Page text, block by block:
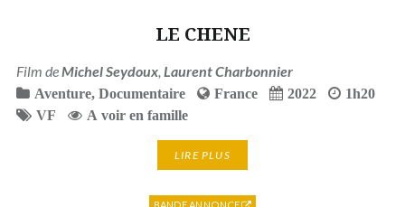
LE CHENE
Film deMichel Seydoux, Laurent Charbonnier
Aventure, Documentaire France 2022
1h20
VF
A voir en famille
LIRE PLUS
BANDE ANNONCE